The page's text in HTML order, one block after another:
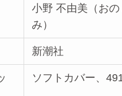
小野 不由美（おの
み）
新潮社
ソフトカバー、